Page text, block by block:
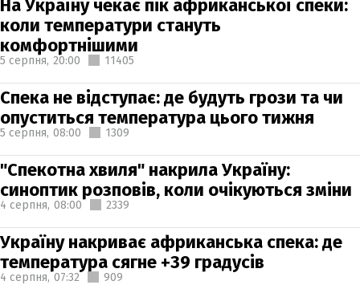
На Україну чекає пік африканської спеки:
коли температури стануть
комфортнішими
5 серпня, 20:00 11405
Спека не відступає: де будуть грози та чи
опуститься температура цього тижня
5 серпня, 08:00 1309
"Спекотна хвиля" накрила Україну:
синоптик розповів, коли очікуються зміни
4 серпня, 08:00 2339
Україну накриває африканська спека: де
температура сягне +39 градусів
4 серпня, 07:32 909